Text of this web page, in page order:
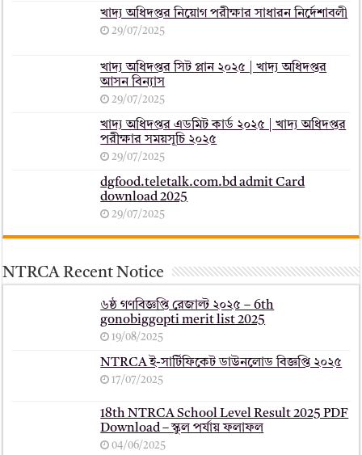
খাদ্য অধিদপ্তর নিয়োগ পরীক্ষার সাধারন নির্দেশাবলী
29/07/2025
খাদ্য অধিদপ্তর সিট প্লান ২০২৫ | খাদ্য অধিদপ্তর
আসন বিন্যাস
29/07/2025
খাদ্য অধিদপ্তর এডমিট কার্ড ২০২৫ | খাদ্য অধিদপ্তর
পরীক্ষার সময়সূচি ২০২৫
29/07/2025
dgfood.teletalk.com.bd admit Card
download 2025
29/07/2025
NTRCA Recent Notice
৬ষ্ঠ গণবিজ্ঞপ্তি রেজাল্ট ২০২৫ – 6th
gonobiggopti merit list 2025
19/08/2025
NTRCA ই-সার্টিফিকেট ডাউনলোড বিজ্ঞপ্তি ২০২৫
17/07/2025
18th NTRCA School Level Result 2025 PDF
Download – স্কুল পর্যায় ফলাফল
04/06/2025